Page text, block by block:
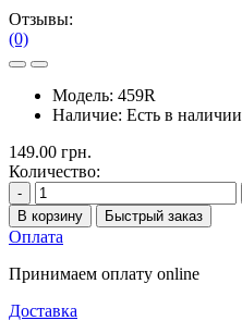
Отзывы:
(0)
Модель: 459R
Наличие: Есть в наличии
149.00 грн.
Количество:
-
В корзину
Быстрый заказ
Оплата
Принимаем оплату online
Доставка